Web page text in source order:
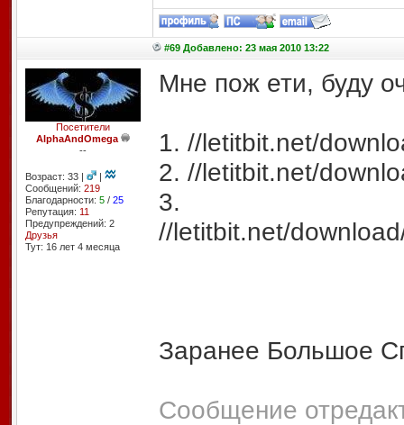
#69 Добавлено: 23 мая 2010 13:22
Посетители
AlphaAndOmega
--
Возраст: 33 |
|
Сообщений: 219
Благодарности: 5/ 25
Репутация: 11
Предупреждений: 2
Друзья
Тут: 16 лет 4 месяцa
Мне пож ети, буду
1. //letitbit.net/
2. //letitbit.net/
3.
//letitbit.net/
Заранее Большое
Сообщение